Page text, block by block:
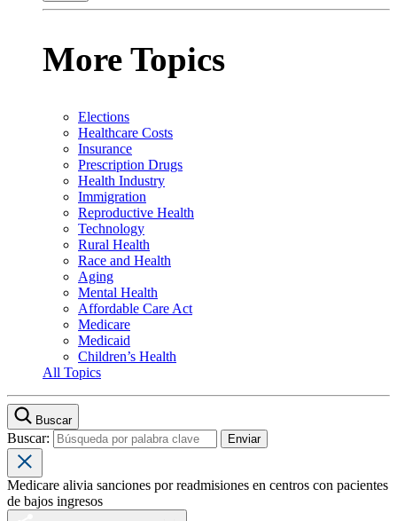
More Topics
Elections
Healthcare Costs
Insurance
Prescription Drugs
Health Industry
Immigration
Reproductive Health
Technology
Rural Health
Race and Health
Aging
Mental Health
Affordable Care Act
Medicare
Medicaid
Children’s Health
All Topics
Buscar
Buscar:
Medicare alivia sanciones por readmisiones en centros con pacientes
de bajos ingresos